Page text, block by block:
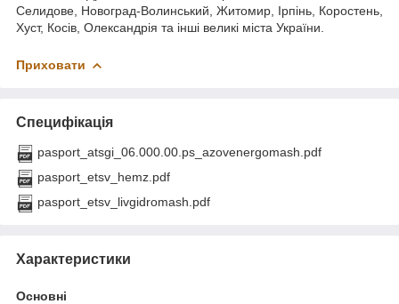
Селидове, Новоград-Волинський, Житомир, Ірпінь, Коростень,
Хуст, Косів, Олександрія та інші великі міста України.
Приховати
Специфікація
pasport_atsgi_06.000.00.ps_azovenergomash.pdf
pasport_etsv_hemz.pdf
pasport_etsv_livgidromash.pdf
Характеристики
Основні